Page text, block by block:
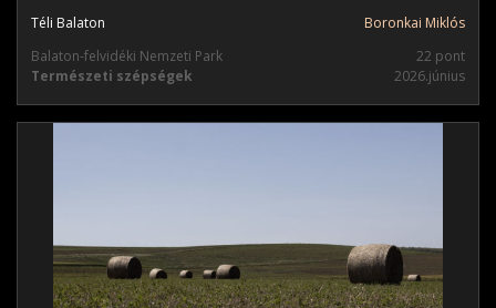
Téli Balaton
Boronkai Miklós
Balaton-felvidéki Nemzeti Park
22 pont
Természeti szépségek
2026.június